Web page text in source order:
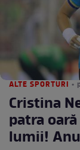
ALTE SPORTURI •
Cristina
patra
lumii!